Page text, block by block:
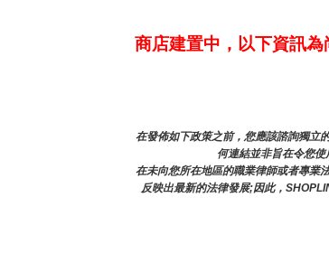
商店建置中，以下資訊為
在發佈如下政策之前，您應該諮詢獨立
何連結並非旨在令您
在未向您所在地區的職業律師或者專業
反映出最新的法律發展;因此，